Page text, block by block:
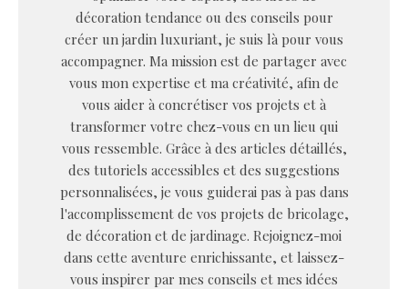
décoration tendance ou des conseils pour
créer un jardin luxuriant, je suis là pour vous
accompagner. Ma mission est de partager avec
vous mon expertise et ma créativité, afin de
vous aider à concrétiser vos projets et à
transformer votre chez-vous en un lieu qui
vous ressemble. Grâce à des articles détaillés,
des tutoriels accessibles et des suggestions
personnalisées, je vous guiderai pas à pas dans
l'accomplissement de vos projets de bricolage,
de décoration et de jardinage. Rejoignez-moi
dans cette aventure enrichissante, et laissez-
vous inspirer par mes conseils et mes idées